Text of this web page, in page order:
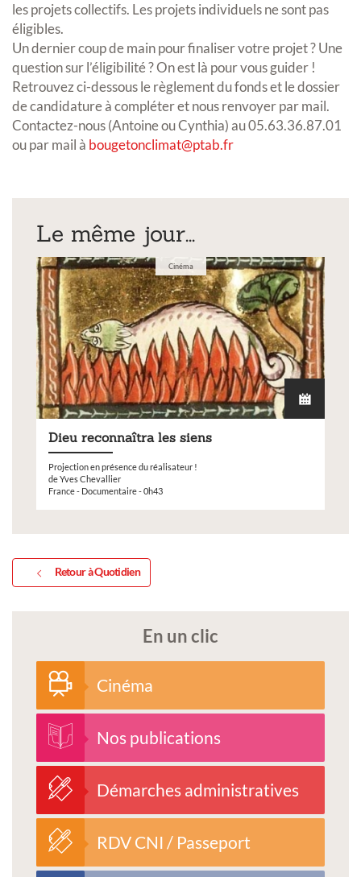
les projets collectifs. Les projets individuels ne sont pas
éligibles.
Un dernier coup de main pour finaliser votre projet ? Une
question sur l’éligibilité ? On est là pour vous guider !
Retrouvez ci-dessous le règlement du fonds et le dossier
de candidature à compléter et nous renvoyer par mail.
Contactez-nous (Antoine ou Cynthia) au 05.63.36.87.01
ou par mail à bougetonclimat@ptab.fr
Le même jour...
Cinéma
Dieu reconnaîtra les siens
Projection en présence du réalisateur !
de Yves Chevallier
France - Documentaire - 0h43
Retour à Quotidien
En un clic
Cinéma
Nos publications
Démarches administratives
RDV CNI / Passeport